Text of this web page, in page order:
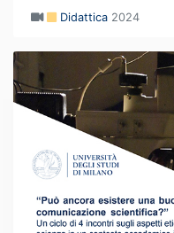
Didattica 2024